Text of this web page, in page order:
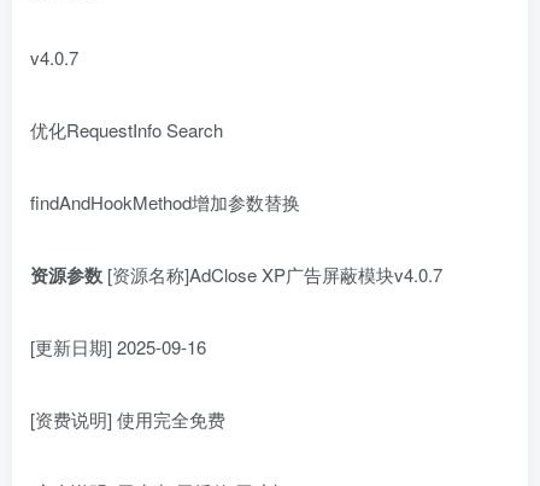
v4.0.7
优化RequestInfo Search
findAndHookMethod增加参数替换
资源参数 [资源名称]AdClose XP广告屏蔽模块v4.0.7
[更新日期] 2025-09-16
[资费说明] 使用完全免费